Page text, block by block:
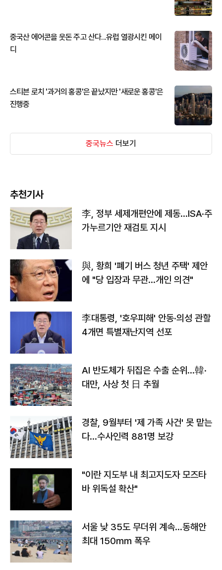
중국산 에어콘을 웃돈 주고 산다...유럽 열광시킨 메이
디
스티븐 로치 '과거의 홍콩'은 끝났지만 '새로운 홍콩'은
진행중
중국뉴스 더보기
추천기사
李, 정부 세제개편안에 제동…ISA·주
가누르기안 재검토 지시
與, 황희 '폐기 버스 청년 주택' 제안
에 "당 입장과 무관…개인 의견"
李대통령, '호우피해' 안동·의성 관할
4개면 특별재난지역 선포
AI 반도체가 뒤집은 수출 순위…韓·
대만, 사상 첫 日 추월
경찰, 9월부터 '제 가족 사건' 못 맡는
다…수사인력 881명 보강
"이란 지도부 내 최고지도자 모즈타
바 위독설 확산"
서울 낮 35도 무더위 계속…동해안
최대 150㎜ 폭우